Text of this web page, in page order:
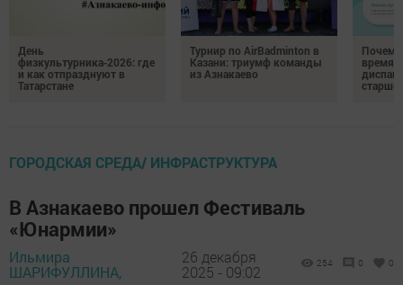
День
физкультурника‑2026: где
и как отпразднуют в
Татарстане
Турнир по AirBadminton в
Казани: триумф команды
из Азнакаево
время
ГОРОДСКАЯ СРЕДА/ ИНФРАСТРУКТУРА
В Азнакаево прошел Фестиваль
«Юнармии»
Ильмира
ШАРИФУЛЛИНА,
26 декабря
2025 - 09:02
254 0 0